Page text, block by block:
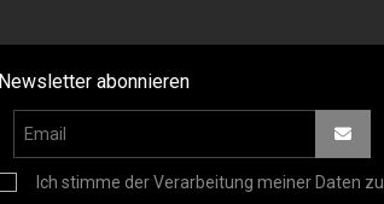
Newsletter abonnieren
Ich stimme der Verarbeitung meiner Daten zu